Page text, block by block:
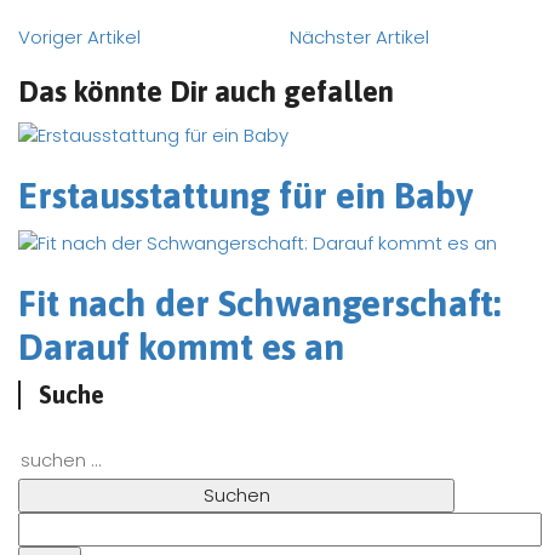
Voriger Artikel Nächster Artikel
Das könnte Dir auch gefallen
Erstausstattung für ein Baby
Fit nach der Schwangerschaft:
Darauf kommt es an
Suche
Suchen nach: